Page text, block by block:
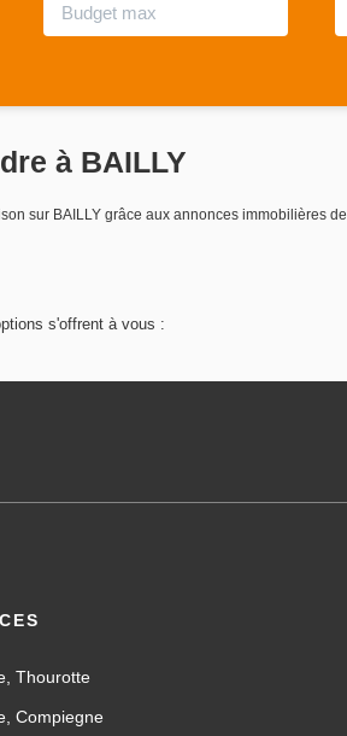
à BAILLY
sur BAILLY grâce aux annonces immobilières
s'offrent à vous :
Thourotte
Compiegne